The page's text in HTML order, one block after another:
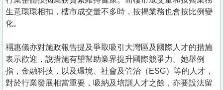
生意環環相扣，樓市成交量不多時，按揭業務也會按比例變
化。
禤惠儀亦對施政報告提及爭取吸引大灣區及國際人才的措施
表示歡迎，說措施有望幫助業界提升國際競爭力。她舉例
指，金融科技，以及環境、社會及管治（ESG）等的人才，
對於行業發展相當重要，吸納及培訓人才之餘，亦要設法留